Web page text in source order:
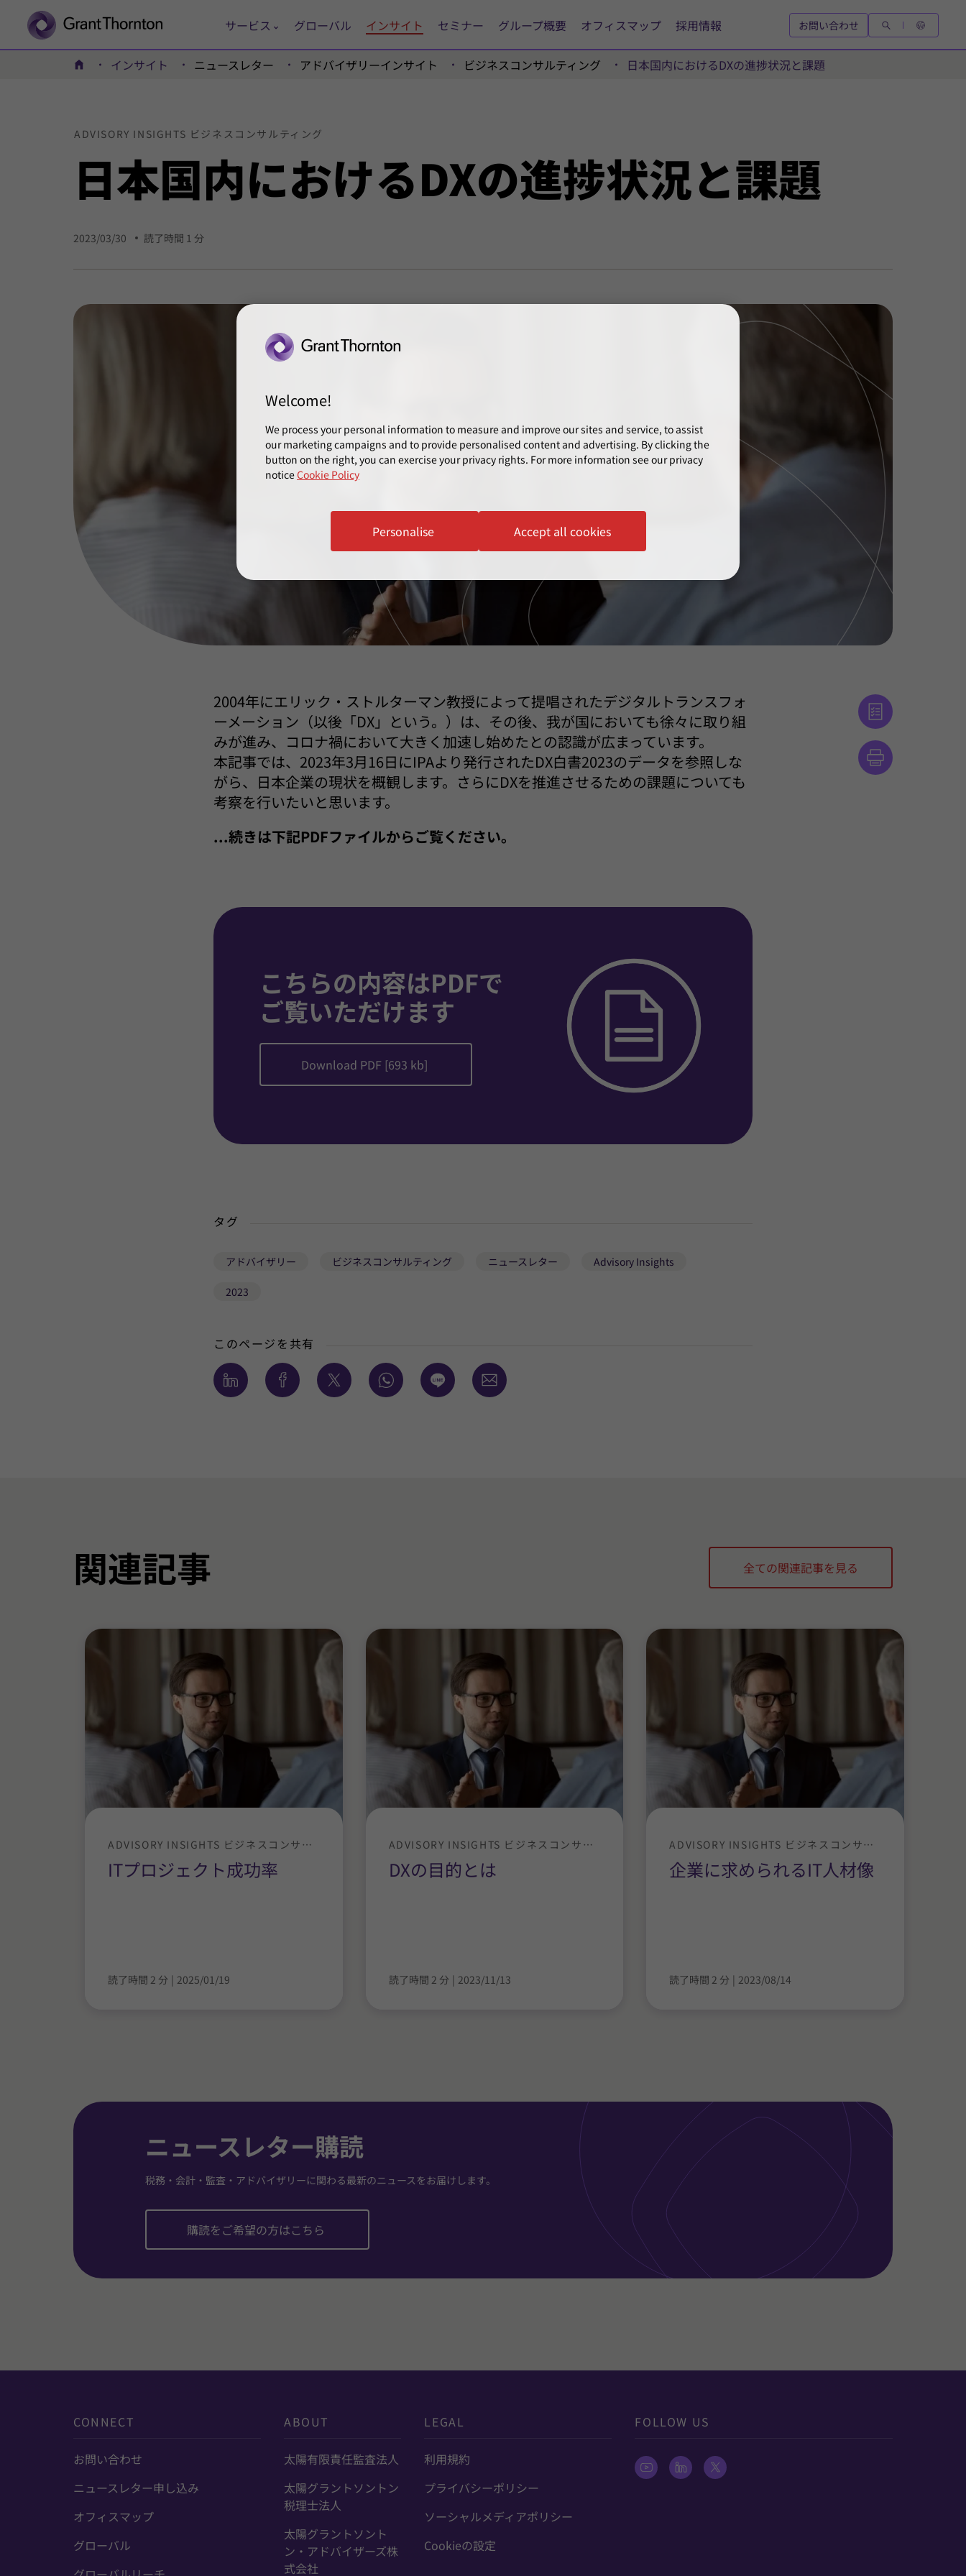
サービス グローバル インサイト セミナー グループ概要 オフィスマップ 採用情報 お問い合わせ
ホーム インサイト ニュースレター アドバイザリーインサイト ビジネスコンサルティング 日本国内におけるDXの進捗状況と課題
日本国内におけるDXの進捗状況と課題
ADVISORY INSIGHTS ビジネスコンサルティング
2023/03/30 読了時間 1 分
2004年にエリック・ストルターマン教授によって提唱されたデジタルトランスフォ
ーメーション（以後「DX」という。）は、その後、我が国においても徐々に取り組
みが進み、コロナ禍において大きく加速し始めたとの認識が広まっています。
本記事では、2023年3月16日にIPAより発行されたDX白書2023のデータを参照しな
がら、日本企業の現状を概観します。さらにDXを推進させるための課題についても
考察を行いたいと思います。
...続きは下記PDFファイルからご覧ください。
こちらの内容はPDFで
ご覧いただけます
Download PDF [693 kb]
タグ
アドバイザリー ビジネスコンサルティング ニュースレター Advisory Insights
2023
このページを共有
関連記事 全ての関連記事を見る
ITプロジェクト成功率
ADVISORY INSIGHTS ビジネスコンサルティング
読了時間 2 分 | 2025/01/19
DXの目的とは
ADVISORY INSIGHTS ビジネスコンサルティング
読了時間 2 分 | 2023/11/13
企業に求められるIT人材像
ADVISORY INSIGHTS ビジネスコンサルティング
読了時間 2 分 | 2023/08/14
ニュースレター購読
税務・会計・監査・アドバイザリーに関わる最新のニュースをお届けします。
購読をご希望の方はこちら
CONNECT
お問い合わせ
ニュースレター申し込み
オフィスマップ
グローバル
ABOUT
太陽有限責任監査法人
太陽グラントソントン
税理士法人
太陽グラントソント
ン・アドバイザーズ株
式会社
LEGAL
利用規約
プライバシーポリシー
ソーシャルメディアポリシー
Cookieの設定
FOLLOW US
Welcome!
We process your personal information to measure and improve our sites and service, to assist
our marketing campaigns and to provide personalised content and advertising. By clicking the
button on the right, you can exercise your privacy rights. For more information see our privacy
noticeCookie Policy
Accept all cookies
Personalise